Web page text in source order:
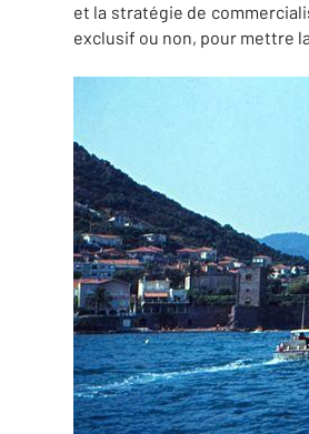
et la stratégie de
exclusif ou non, pour mettre